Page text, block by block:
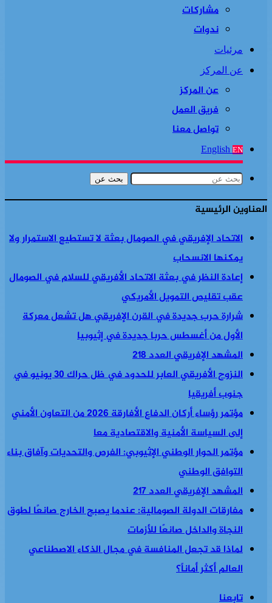
مشاركات
ندوات
مرئيات
عن المركز
عن المركز
فريق العمل
تواصل معنا
English EN
بحث عن
العناوين الرئيسية
الاتحاد الإفريقي في الصومال بعثة لا تستطيع الاستمرار ولا
يمكنها الانسحاب
إعادة النظر في بعثة الاتحاد الأفريقي للسلام في الصومال
عقب تقليص التمويل الأمريكي
شرارة حرب جديدة في القرن الإفريقي هل تشعل معركة
الأول من أغسطس حربا جديدة في إثيوبيا
المشهد الإفريقي العدد 218
النزوح الأفريقي العابر للحدود في ظل حراك 30 يونيو في
جنوب أفريقيا
مؤتمر رؤساء أركان الدفاع الأفارقة 2026 من التعاون الأمني
إلى السياسة الأمنية والاقتصادية معا
مؤتمر الحوار الوطني الإثيوبي: الفرص والتحديات وآفاق بناء
التوافق الوطني
المشهد الإفريقي العدد 217
مفارقات الدولة الصومالية: عندما يصبح الخارج صانعًا لطوق
النجاة والداخل صانعًا للأزمات
لماذا قد تجعل المنافسة في مجال الذكاء الاصطناعي
العالم أكثر أماناً؟
تابعنا